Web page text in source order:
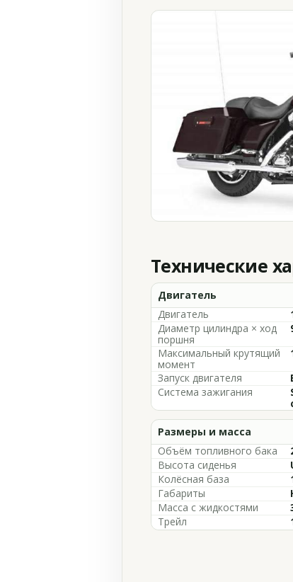
Технические
Двигатель
Двигатель
Диаметр цилиндра × ход
поршня
Максимальный крутящий
момент
Запуск двигателя
Система зажигания
Размеры и масса
Объём топливного бака
Высота сиденья
Колёсная база
Габариты
Масса с жидкостями
Трейл